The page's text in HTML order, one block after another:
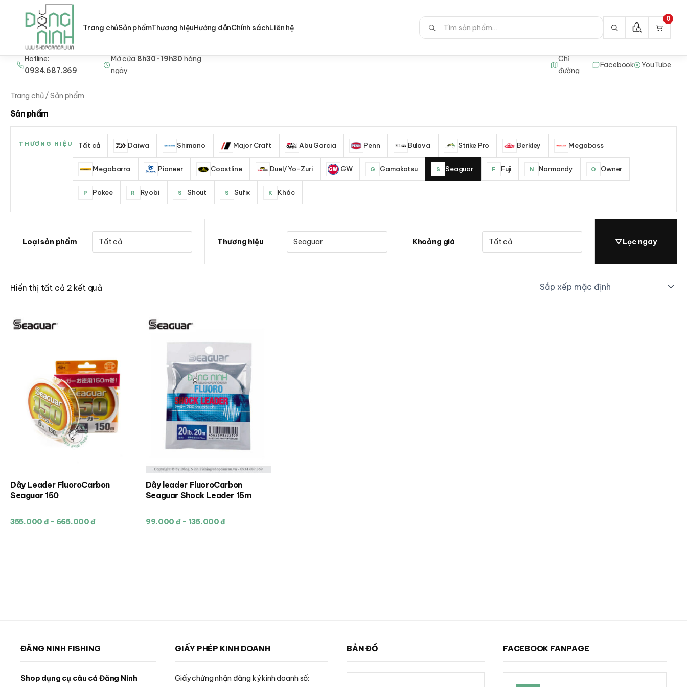
Nhảy
dung
Hotline:
0934.687.369
Mở cửa8h30-19h30hàng
ngày
Chỉ
đường
Facebook YouTube
Trang chủSản phẩmThương hiệuHướng dẫnChính sáchLiên hệ
Tìm
kiếm:
0
Trang chủ/ Sản phẩm
Sản phẩm
THƯƠNG HIỆU Tất cả Daiwa Shimano Major Craft Abu Garcia Penn Bulava Strike Pro Berkley Megabass
Megabarra Pioneer Coastline Duel/Yo-Zuri GW G Gamakatsu S Seaguar F Fuji N Normandy O Owner
P Pokee R Ryobi S Shout S Sufix K Khác
Loại sản phẩm Thương hiệu Khoảng giá ▽Lọc ngay
Hiển thị tất cả 2 kết quả
Dây Leader FluoroCarbon
Seaguar 150
355.000 đ - 665.000 đ
Sản
phẩm
có
chọn
trên
trang
Dây leader FluoroCarbon
Seaguar Shock Leader 15m
99.000 đ - 135.000 đ
Sản
phẩm
có
trên
ĐĂNG NINH FISHING
Shop dụng cụ câu cá Đăng Ninh
GIẤY PHÉP KINH DOANH
Giấy chứng nhận đăng ký kinh doanh số:
BẢN ĐỒ FACEBOOK FANPAGE